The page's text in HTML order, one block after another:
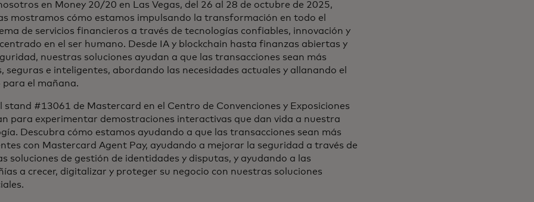
en Money 20/20 en Las Vegas, del 26 al 28 de octubre de 2025,
mostramos cómo estamos impulsando la transformación en todo el
de servicios financieros a través de tecnologías confiables, innovación y
en el ser humano. Desde IA y blockchain hasta finanzas abiertas y
nuestras soluciones ayudan a que las transacciones sean más
seguras e inteligentes, abordando las necesidades actuales y allanando el
para el mañana.
stand #13061 de Mastercard en el Centro de Convenciones y Exposiciones
para experimentar demostraciones interactivas que dan vida a nuestra
Descubra cómo estamos ayudando a que las transacciones sean más
con Mastercard Agent Pay, ayudando a mejorar la seguridad a través de
soluciones de gestión de identidades y disputas, y ayudando a las
a crecer, digitalizar y proteger su negocio con nuestras soluciones